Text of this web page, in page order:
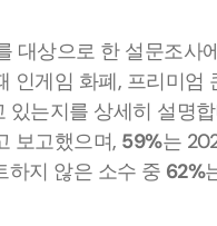
대상으로 한 설문조사
인게임 화폐, 프리미엄
있는지를 상세히 설명
보고했으며, 59%는
하지 않은 소수 중 62%